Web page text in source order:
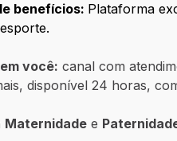
benefícios: Plataforma
você: canal com
disponível 24 horas,
Maternidade e